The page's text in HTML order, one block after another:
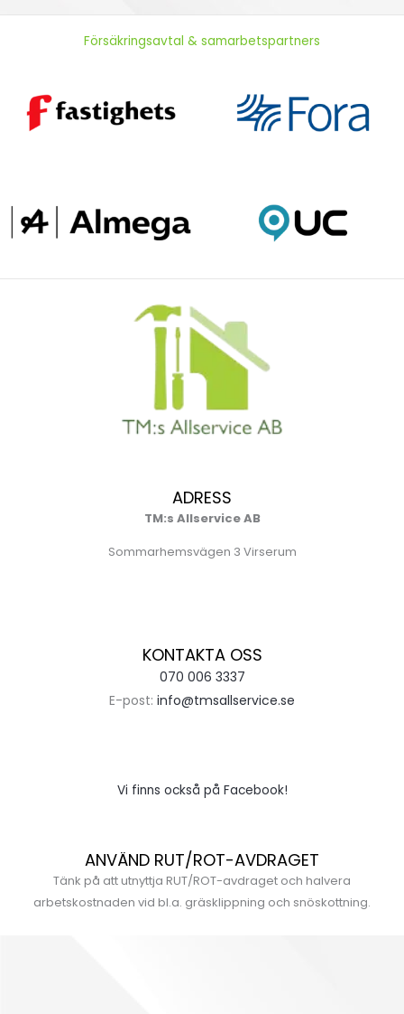
Försäkringsavtal & samarbetspartners
ADRESS
TM:s Allservice AB
Sommarhemsvägen 3 Virserum
KONTAKTA OSS
070 006 3337
E-post: info@tmsallservice.se
Vi finns också på Facebook!
ANVÄND RUT/ROT-AVDRAGET
Tänk på att utnyttja RUT/ROT-avdraget och halvera
arbetskostnaden vid bl.a. gräsklippning och snöskottning.